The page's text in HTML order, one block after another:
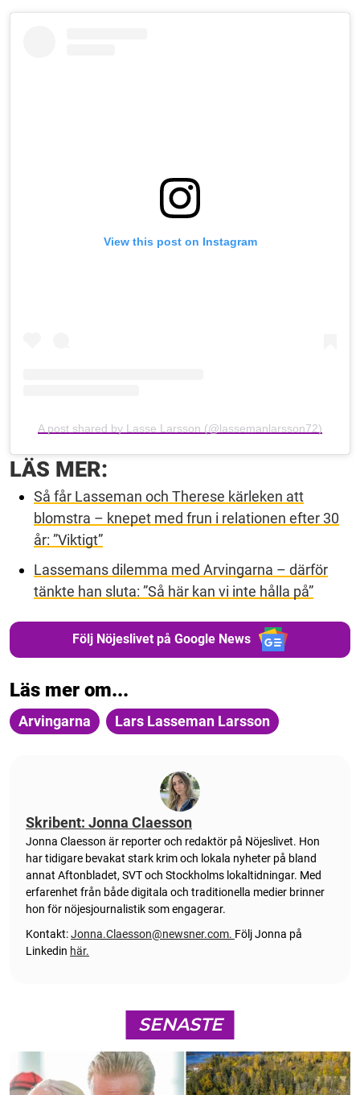
View this post on Instagram
A post shared by Lasse Larsson (@lassemanlarsson72)
LÄS MER:
Så får Lasseman och Therese kärleken att
blomstra – knepet med frun i relationen efter 30
år: ”Viktigt”
Lassemans dilemma med Arvingarna – därför
tänkte han sluta: ”Så här kan vi inte hålla på”
Följ Nöjeslivet på Google News
Läs mer om...
Arvingarna Lars Lasseman Larsson
Skribent: Jonna Claesson
Jonna Claesson är reporter och redaktör på Nöjeslivet. Hon
har tidigare bevakat stark krim och lokala nyheter på bland
annat Aftonbladet, SVT och Stockholms lokaltidningar. Med
erfarenhet från både digitala och traditionella medier brinner
hon för nöjesjournalistik som engagerar.
Kontakt:Jonna.Claesson@newsner.com. Följ Jonna på
Linkedin här.
SENASTE